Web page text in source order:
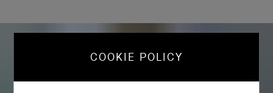
COOKIE POLICY